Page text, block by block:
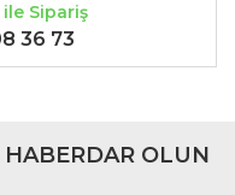
Sipariş
36 73
OLUN